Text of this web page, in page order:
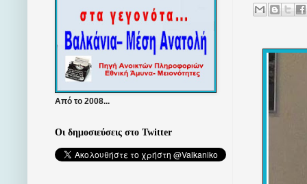
Από το 2008...
Οι δημοσιεύσεις στο Twitter